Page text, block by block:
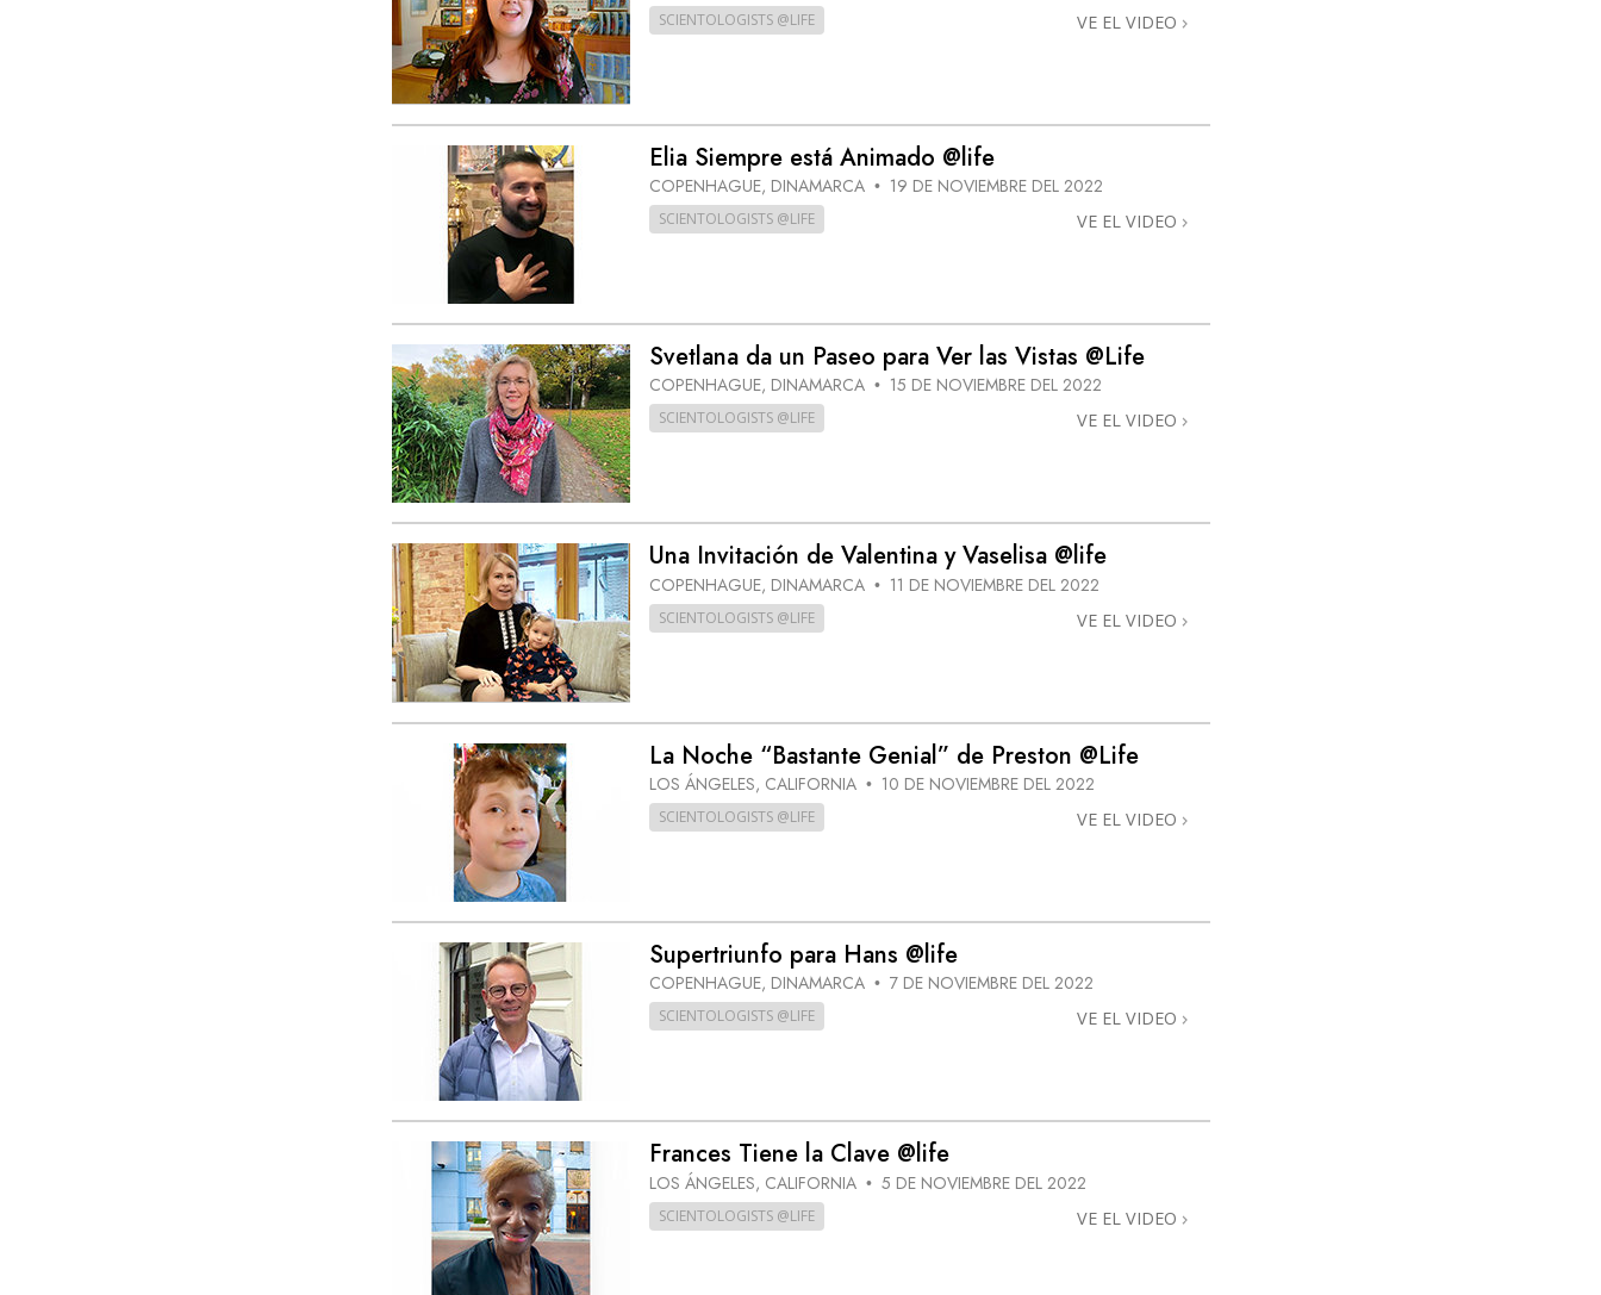
SCIENTOLOGISTS @LIFE VE EL VIDEO
Elia Siempre está Animado @life
COPENHAGUE, DINAMARCA • 19 DE NOVIEMBRE DEL 2022
SCIENTOLOGISTS @LIFE VE EL VIDEO
Svetlana da un Paseo para Ver las Vistas @Life
COPENHAGUE, DINAMARCA • 15 DE NOVIEMBRE DEL 2022
SCIENTOLOGISTS @LIFE VE EL VIDEO
Una Invitación de Valentina y Vaselisa @life
COPENHAGUE, DINAMARCA • 11 DE NOVIEMBRE DEL 2022
SCIENTOLOGISTS @LIFE VE EL VIDEO
La Noche “Bastante Genial” de Preston @Life
LOS ÁNGELES, CALIFORNIA • 10 DE NOVIEMBRE DEL 2022
SCIENTOLOGISTS @LIFE VE EL VIDEO
Supertriunfo para Hans @life
COPENHAGUE, DINAMARCA • 7 DE NOVIEMBRE DEL 2022
SCIENTOLOGISTS @LIFE VE EL VIDEO
Frances Tiene la Clave @life
LOS ÁNGELES, CALIFORNIA • 5 DE NOVIEMBRE DEL 2022
SCIENTOLOGISTS @LIFE VE EL VIDEO